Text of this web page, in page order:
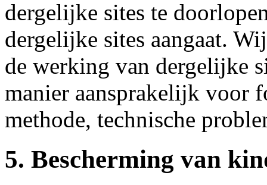
dergelijke sites te
dergelijke sites aangaat.
de werking van dergelijke
manier aansprakelijk voor
methode, technische
5. Bescherming van